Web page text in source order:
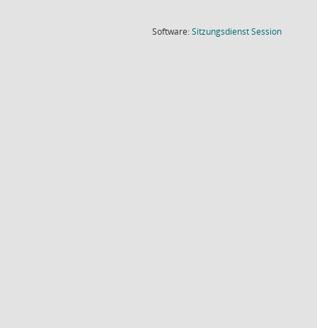
Software:SitzungsdienstSession(Wird in